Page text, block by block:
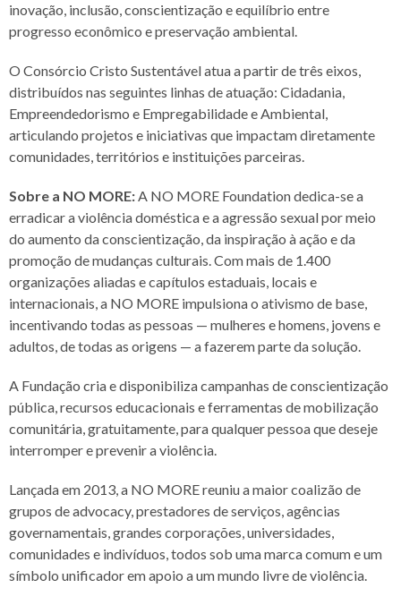
inovação, inclusão, conscientização e equilíbrio entre
progresso econômico e preservação ambiental.
O Consórcio Cristo Sustentável atua a partir de três eixos,
distribuídos nas seguintes linhas de atuação: Cidadania,
Empreendedorismo e Empregabilidade e Ambiental,
articulando projetos e iniciativas que impactam diretamente
comunidades, territórios e instituições parceiras.
Sobre a NO MORE:A NO MORE Foundation dedica-se a
erradicar a violência doméstica e a agressão sexual por meio
do aumento da conscientização, da inspiração à ação e da
promoção de mudanças culturais. Com mais de 1.400
organizações aliadas e capítulos estaduais, locais e
internacionais, a NO MORE impulsiona o ativismo de base,
incentivando todas as pessoas — mulheres e homens, jovens e
adultos, de todas as origens — a fazerem parte da solução.
A Fundação cria e disponibiliza campanhas de conscientização
pública, recursos educacionais e ferramentas de mobilização
comunitária, gratuitamente, para qualquer pessoa que deseje
interromper e prevenir a violência.
Lançada em 2013, a NO MORE reuniu a maior coalizão de
grupos de advocacy, prestadores de serviços, agências
governamentais, grandes corporações, universidades,
comunidades e indivíduos, todos sob uma marca comum e um
símbolo unificador em apoio a um mundo livre de violência.